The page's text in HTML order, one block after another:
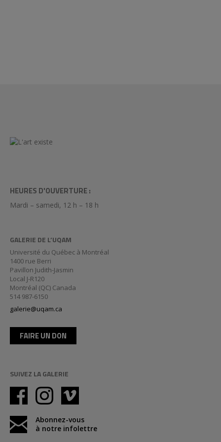
HEURES D'OUVERTURE :
Mardi – samedi, 12 h – 18 h
GALERIE DE L’UQAM
Université du Québec à Montréal
1400 rue Berri
Pavillon Judith-Jasmin
Local J-R120
Montréal (QC) Canada
514 987-6150
galerie@uqam.ca
FAIRE UN DON
SUIVEZ LA GALERIE
Abonnez-vous
à notre infolettre